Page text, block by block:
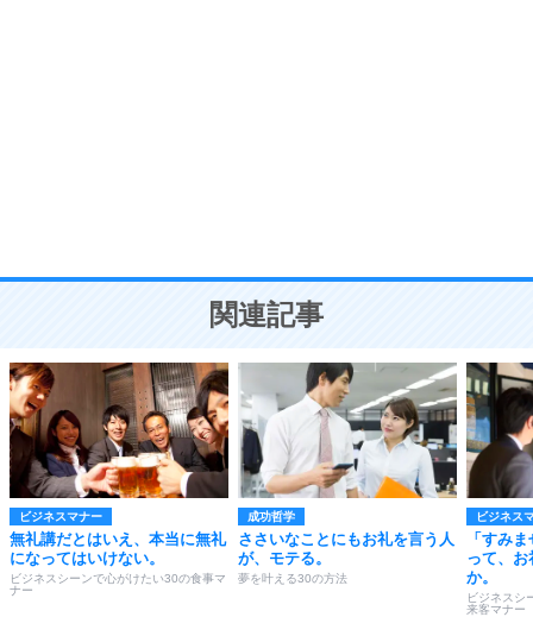
ことが大切。
関連記事
ビジネスマナー
無礼講だとはいえ、本当に無礼
になってはいけない。
ビジネスシーンで心がけたい30の食事マ
ナー
成功哲学
ささいなことにもお礼を言う人
が、モテる。
夢を叶える30の方法
ビジネス
「すみ
って、お
か。
ビジネスシ
来客マナー